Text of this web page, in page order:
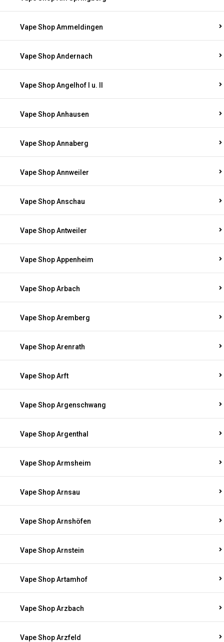
Vape Shop Ammeldingen
Vape Shop Andernach
Vape Shop Angelhof I u. II
Vape Shop Anhausen
Vape Shop Annaberg
Vape Shop Annweiler
Vape Shop Anschau
Vape Shop Antweiler
Vape Shop Appenheim
Vape Shop Arbach
Vape Shop Aremberg
Vape Shop Arenrath
Vape Shop Arft
Vape Shop Argenschwang
Vape Shop Argenthal
Vape Shop Armsheim
Vape Shop Arnsau
Vape Shop Arnshöfen
Vape Shop Arnstein
Vape Shop Artamhof
Vape Shop Arzbach
Vape Shop Arzfeld